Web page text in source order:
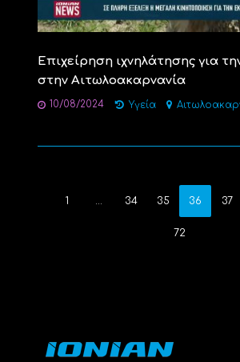
Επιχείρηση ιχνηλάτησης για
στην Αιτωλοακαρνανία
10/08/2024 Υγεία
1 34 35 36 37
72